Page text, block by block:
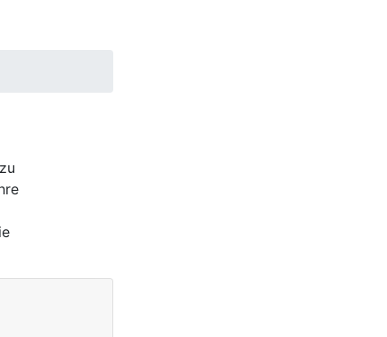
können.
[
Blockieren
dazu